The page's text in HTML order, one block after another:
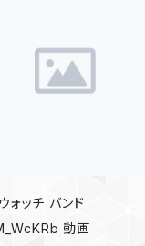
ォッチ バンド
動画